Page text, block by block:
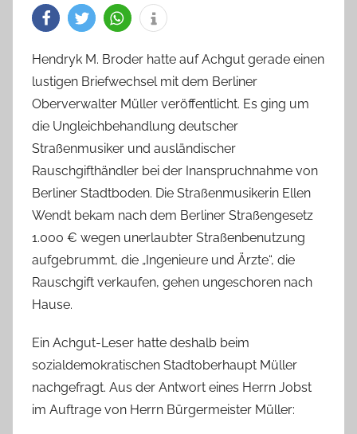
Hendryk M. Broder hatte auf Achgut gerade einen
lustigen Briefwechsel mit dem Berliner
Oberverwalter Müller veröffentlicht. Es ging um
die Ungleichbehandlung deutscher
Straßenmusiker und ausländischer
Rauschgifthändler bei der Inanspruchnahme von
Berliner Stadtboden. Die Straßenmusikerin Ellen
Wendt bekam nach dem Berliner Straßengesetz
1.000 € wegen unerlaubter Straßenbenutzung
aufgebrummt, die „Ingenieure und Ärzte“, die
Rauschgift verkaufen, gehen ungeschoren nach
Hause.
Ein Achgut-Leser hatte deshalb beim
sozialdemokratischen Stadtoberhaupt Müller
nachgefragt. Aus der Antwort eines Herrn Jobst
im Auftrage von Herrn Bürgermeister Müller: